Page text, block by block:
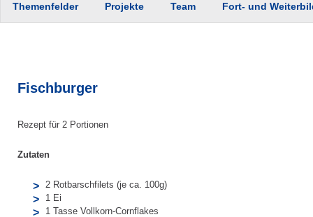
Themenfelder Projekte Team Fort- und
Fischburger
Rezept für 2 Portionen
Zutaten
2 Rotbarschfilets (je ca. 100g)
1 Ei
1 Tasse Vollkorn-Cornflakes